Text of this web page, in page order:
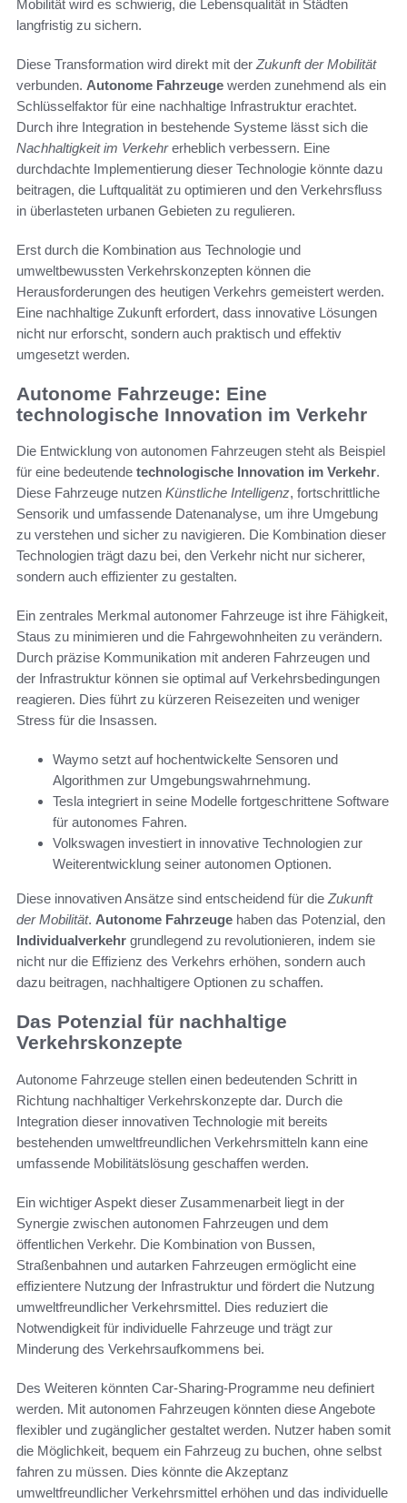
Mobilität wird es schwierig, die Lebensqualität in Städten
langfristig zu sichern.
Diese Transformation wird direkt mit der Zukunft der Mobilität
verbunden. Autonome Fahrzeuge werden zunehmend als ein
Schlüsselfaktor für eine nachhaltige Infrastruktur erachtet.
Durch ihre Integration in bestehende Systeme lässt sich die
Nachhaltigkeit im Verkehrerheblich verbessern. Eine
durchdachte Implementierung dieser Technologie könnte dazu
beitragen, die Luftqualität zu optimieren und den Verkehrsfluss
in überlasteten urbanen Gebieten zu regulieren.
Erst durch die Kombination aus Technologie und
umweltbewussten Verkehrskonzepten können die
Herausforderungen des heutigen Verkehrs gemeistert werden.
Eine nachhaltige Zukunft erfordert, dass innovative Lösungen
nicht nur erforscht, sondern auch praktisch und effektiv
umgesetzt werden.
Autonome Fahrzeuge: Eine
technologische Innovation im Verkehr
Die Entwicklung von autonomen Fahrzeugen steht als Beispiel
für eine bedeutende technologische Innovation im Verkehr.
Diese Fahrzeuge nutzen Künstliche Intelligenz, fortschrittliche
Sensorik und umfassende Datenanalyse, um ihre Umgebung
zu verstehen und sicher zu navigieren. Die Kombination dieser
Technologien trägt dazu bei, den Verkehr nicht nur sicherer,
sondern auch effizienter zu gestalten.
Ein zentrales Merkmal autonomer Fahrzeuge ist ihre Fähigkeit,
Staus zu minimieren und die Fahrgewohnheiten zu verändern.
Durch präzise Kommunikation mit anderen Fahrzeugen und
der Infrastruktur können sie optimal auf Verkehrsbedingungen
reagieren. Dies führt zu kürzeren Reisezeiten und weniger
Stress für die Insassen.
Waymo setzt auf hochentwickelte Sensoren und
Algorithmen zur Umgebungswahrnehmung.
Tesla integriert in seine Modelle fortgeschrittene Software
für autonomes Fahren.
Volkswagen investiert in innovative Technologien zur
Weiterentwicklung seiner autonomen Optionen.
Diese innovativen Ansätze sind entscheidend für die Zukunft
der Mobilität. Autonome Fahrzeuge haben das Potenzial, den
Individualverkehr grundlegend zu revolutionieren, indem sie
nicht nur die Effizienz des Verkehrs erhöhen, sondern auch
dazu beitragen, nachhaltigere Optionen zu schaffen.
Das Potenzial für nachhaltige
Verkehrskonzepte
Autonome Fahrzeuge stellen einen bedeutenden Schritt in
Richtung nachhaltiger Verkehrskonzepte dar. Durch die
Integration dieser innovativen Technologie mit bereits
bestehenden umweltfreundlichen Verkehrsmitteln kann eine
umfassende Mobilitätslösung geschaffen werden.
Ein wichtiger Aspekt dieser Zusammenarbeit liegt in der
Synergie zwischen autonomen Fahrzeugen und dem
öffentlichen Verkehr. Die Kombination von Bussen,
Straßenbahnen und autarken Fahrzeugen ermöglicht eine
effizientere Nutzung der Infrastruktur und fördert die Nutzung
umweltfreundlicher Verkehrsmittel. Dies reduziert die
Notwendigkeit für individuelle Fahrzeuge und trägt zur
Minderung des Verkehrsaufkommens bei.
Des Weiteren könnten Car-Sharing-Programme neu definiert
werden. Mit autonomen Fahrzeugen könnten diese Angebote
flexibler und zugänglicher gestaltet werden. Nutzer haben somit
die Möglichkeit, bequem ein Fahrzeug zu buchen, ohne selbst
fahren zu müssen. Dies könnte die Akzeptanz
umweltfreundlicher Verkehrsmittel erhöhen und das individuelle